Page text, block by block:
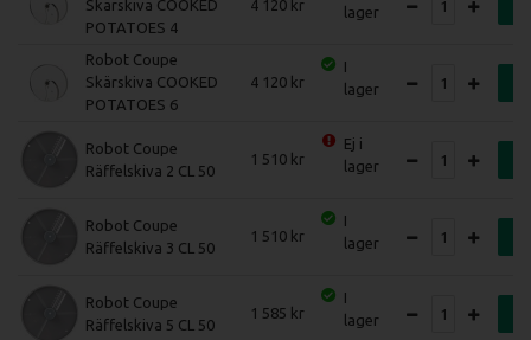
Skärskiva COOKED
POTATOES 4
4 120
lager
Robot Coupe
Skärskiva COOKED
POTATOES 6
4 120
I
lager
Robot Coupe
Räffelskiva 2 CL 50
1 510
Ej i
lager
Robot Coupe
Räffelskiva 3 CL 50
1 510
I
lager
Robot Coupe
Räffelskiva 5 CL 50
1 585
I
lager